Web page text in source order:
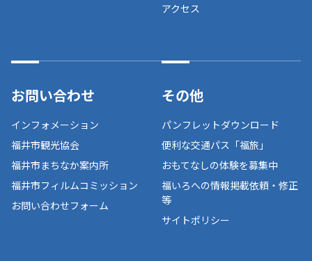
アクセス
お問い合わせ
インフォメーション
福井市観光協会
福井市まちなか案内所
福井市フィルムコミッション
お問い合わせフォーム
その他
パンフレットダウンロード
便利な交通パス「福旅」
おもてなしの体験を募集中
福いろへの情報掲載依頼・修正
等
サイトポリシー